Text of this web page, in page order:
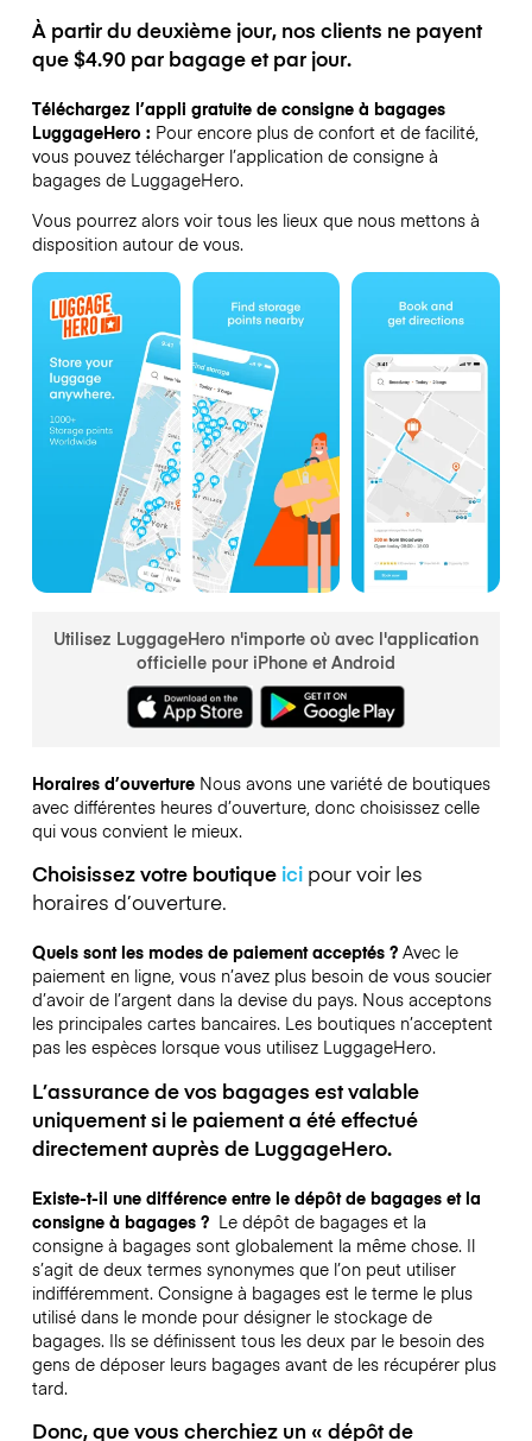
À partir du deuxième jour, nos clients ne payent
que $4.90 par bagage et par jour.
Téléchargez l’appli gratuite de consigne à bagages
LuggageHero :Pour encore plus de confort et de facilité,
vous pouvez télécharger l’application de consigne à
bagages de LuggageHero.
Vous pourrez alors voir tous les lieux que nous mettons à
disposition autour de vous.
Utilisez LuggageHero n'importe où avec l'application
officielle pour iPhone et Android
Horaires d’ouverture Nous avons une variété de boutiques
avec différentes heures d’ouverture, donc choisissez celle
qui vous convient le mieux.
Choisissez votre boutique icipour voir les
horaires d’ouverture.
Quels sont les modes de paiement acceptés ? Avec le
paiement en ligne, vous n’avez plus besoin de vous soucier
d’avoir de l’argent dans la devise du pays. Nous acceptons
les principales cartes bancaires. Les boutiques n’acceptent
pas les espèces lorsque vous utilisez LuggageHero.
L’assurance de vos bagages est valable
uniquement si le paiement a été effectué
directement auprès de LuggageHero.
Existe-t-il une différence entre le dépôt de bagages et la
consigne à bagages ? Le dépôt de bagages et la
consigne à bagages sont globalement la même chose. Il
s’agit de deux termes synonymes que l’on peut utiliser
indifféremment. Consigne à bagages est le terme le plus
utilisé dans le monde pour désigner le stockage de
bagages. Ils se définissent tous les deux par le besoin des
gens de déposer leurs bagages avant de les récupérer plus
tard.
Donc, que vous cherchiez un « dépôt de